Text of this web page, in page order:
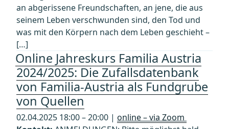
an abgerissene Freundschaften, an jene, die aus
seinem Leben verschwunden sind, den Tod und
was mit den Körpern nach dem Leben geschieht –
[…]
Online Jahreskurs Familia Austria
2024/2025: Die Zufallsdatenbank
von Familia-Austria als Fundgrube
von Quellen
02.04.2025 18:00 – 20:00 | online – via Zoom